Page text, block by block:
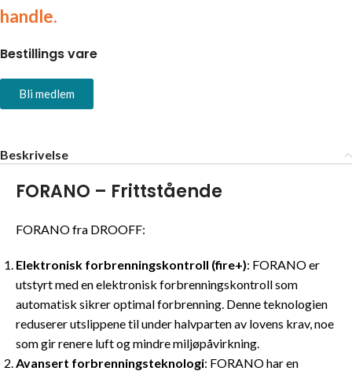
handle.
Bestillings vare
Bli medlem
Beskrivelse
FORANO – Frittstående
FORANO fra DROOFF:
Elektronisk forbrenningskontroll (fire+): FORANO er
utstyrt med en elektronisk forbrenningskontroll som
automatisk sikrer optimal forbrenning. Denne teknologien
reduserer utslippene til under halvparten av lovens krav, noe
som gir renere luft og mindre miljøpåvirkning.
Avansert forbrenningsteknologi: FORANO har en